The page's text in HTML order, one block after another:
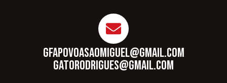
gfapovoasaomiguel@gmail.com
gatorodrigues@gmail.com